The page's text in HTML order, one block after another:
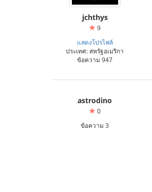
jchthys
9
แสดงโปรไฟล์
ประเทศ: สหรัฐอเมริกา
ข้อความ 947
astrodino
0
ข้อความ 3